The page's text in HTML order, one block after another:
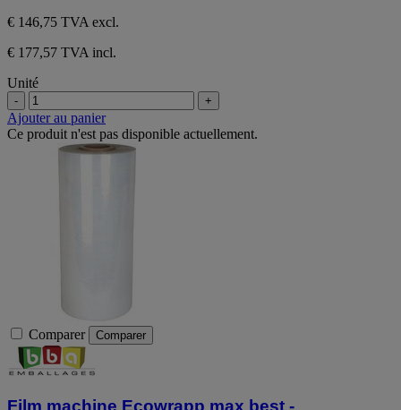
€ 146,75 TVA excl.
€ 177,57 TVA incl.
Unité
- +
Ajouter au panier
Ce produit n'est pas disponible actuellement.
Comparer Comparer
Film machine Ecowrapp max best -